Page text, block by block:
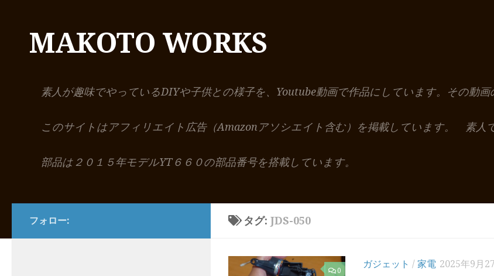
MAKOTO WORKS
素人が趣味でやっているDIYや子供との様子を、Youtube動画で作品にしています。その動
このサイトはアフィリエイト広告（Amazonアソシエイト含む）を掲載しています。 素人
部品は２０１５年モデルYT６６０の部品番号を搭載しています。
タグ:JDS-050
0
ガジェット / 家電 2025年9月
フォロー: